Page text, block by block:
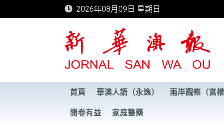
to
2026年08月09日 星期日
新華澳報
首頁 華澳人語（永逸） 兩岸觀察（富權
開卷有益 家庭醫藥